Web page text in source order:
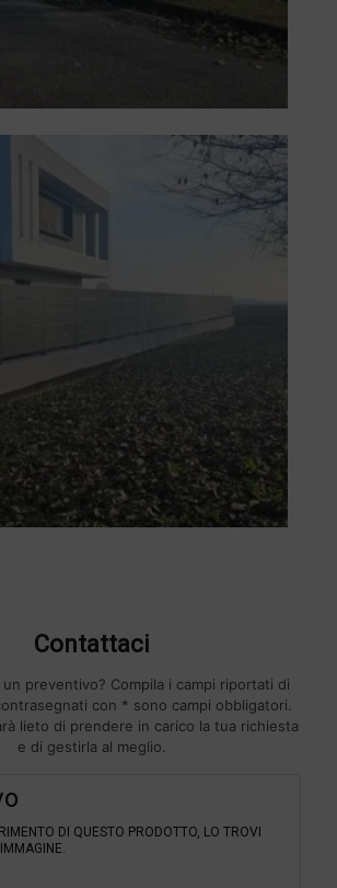
Contattaci
preventivo? Compila i campi riportati di
con * sono campi obbligatori.
lieto di prendere in carico la tua richiesta
e di gestirla al meglio.
DI QUESTO PRODOTTO, LO TROVI